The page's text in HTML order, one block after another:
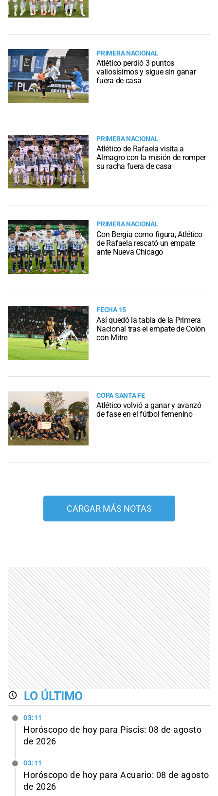
PRIMERA NACIONAL
Atlético perdió 3 puntos
valiosísimos y sigue sin ganar
fuera de casa
PRIMERA NACIONAL
Atlético de Rafaela visita a
Almagro con la misión de romper
su racha fuera de casa
PRIMERA NACIONAL
Con Bergia como figura, Atlético
de Rafaela rescató un empate
ante Nueva Chicago
FECHA 15
Así quedó la tabla de la Primera
Nacional tras el empate de Colón
con Mitre
COPA SANTA FE
Atlético volvió a ganar y avanzó
de fase en el fútbol femenino
CARGAR MÁS NOTAS
LO ÚLTIMO
03:11
Horóscopo de hoy para Piscis: 08 de agosto
de 2026
03:11
Horóscopo de hoy para Acuario: 08 de agosto
de 2026